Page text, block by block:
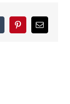
PinterestCorreo
electrónico